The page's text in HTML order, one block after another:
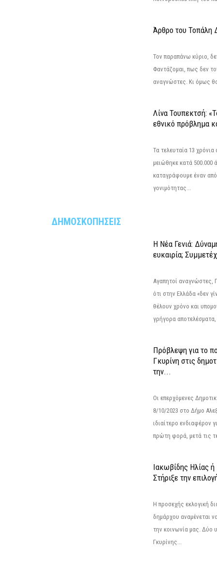
Άρθρο του Τοπάλη
Τον παραπάνω κύριο,
Φαντάζομαι, πως δεν
αναγνώστες. Κι όμως
Λίνα Τουπεκτσή:
εθνικό πρόβλημα
Τα τελευταία 13
μειώθηκε κατά
καταγράφουμε έναν
γονιμότητας...
ΔΗΜΟΣΚΟΠΗΣΕΙΣ
Η Νέα Γενιά:
ευκαιρία;
Αγαπητοί αναγνώστες,
ότι στην Ελλάδα «δεν
θέλουν χρόνο και
γρήγορα
Πρόβλεψη για το
Γκυρίνη στις
την...
Οι επερχόμενες
8/10/2023 στο Δήμο
ιδιαίτερο ενδιαφέρον
πρώτη φορά, μετά τις
Ιακωβίδης Ηλίας
Στήριξε την
Η προσεχής εκλογική
δημάρχου αναμένεται
την κοινωνία μας. Δύο
Γκυρίνης...